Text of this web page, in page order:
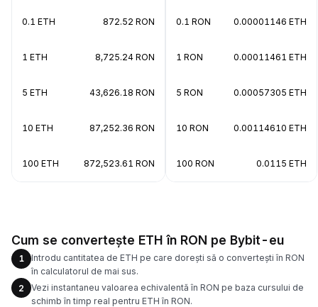
0.1 ETH 872.52 RON
1 ETH 8,725.24 RON
5 ETH 43,626.18 RON
10 ETH 87,252.36 RON
100 ETH 872,523.61 RON
0.1 RON 0.00001146 ETH
1 RON 0.00011461 ETH
5 RON 0.00057305 ETH
10 RON 0.00114610 ETH
100 RON 0.0115 ETH
Cum se convertește ETH în RON pe Bybit-eu
1
Introdu cantitatea de ETH pe care dorești să o convertești în RON
în calculatorul de mai sus.
2
Vezi instantaneu valoarea echivalentă în RON pe baza cursului de
schimb în timp real pentru ETH în RON.